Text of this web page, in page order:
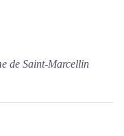
de Saint-Marcellin